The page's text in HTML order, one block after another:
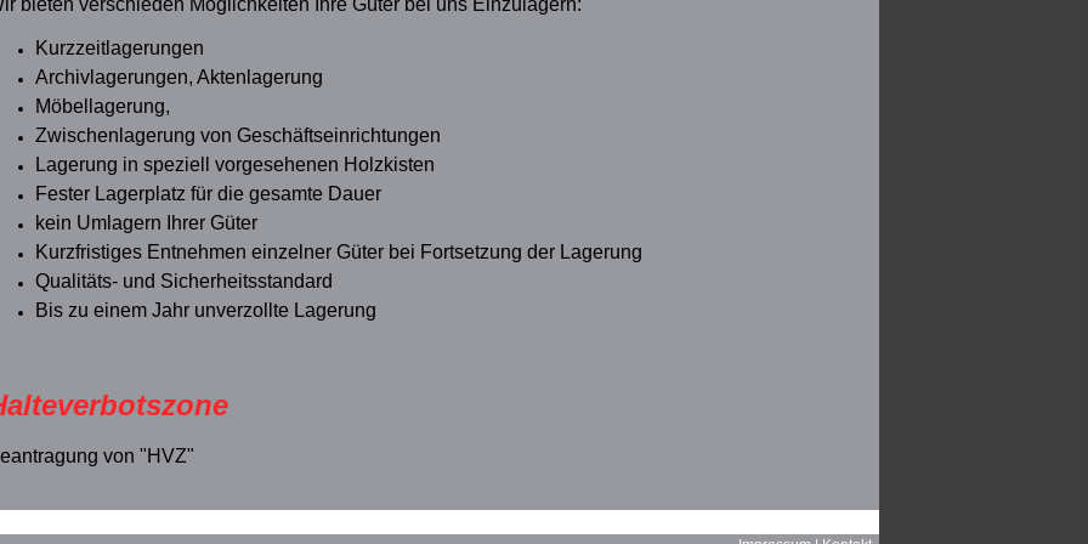
bieten verschieden Möglichkeiten Ihre Güter bei uns Einzulagern:
Kurzzeitlagerungen
Archivlagerungen, Aktenlagerung
Möbellagerung,
Zwischenlagerung von Geschäftseinrichtungen
Lagerung in speziell vorgesehenen Holzkisten
Fester Lagerplatz für die gesamte Dauer
kein Umlagern Ihrer Güter
Kurzfristiges Entnehmen einzelner Güter bei Fortsetzung der Lagerung
Qualitäts- und Sicherheitsstandard
Bis zu einem Jahr unverzollte Lagerung
von "HVZ"